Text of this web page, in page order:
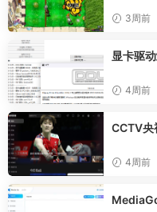
3周前
显卡驱
4周前
CCTV
4周前